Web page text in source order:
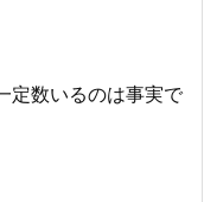
定数いるのは事実で